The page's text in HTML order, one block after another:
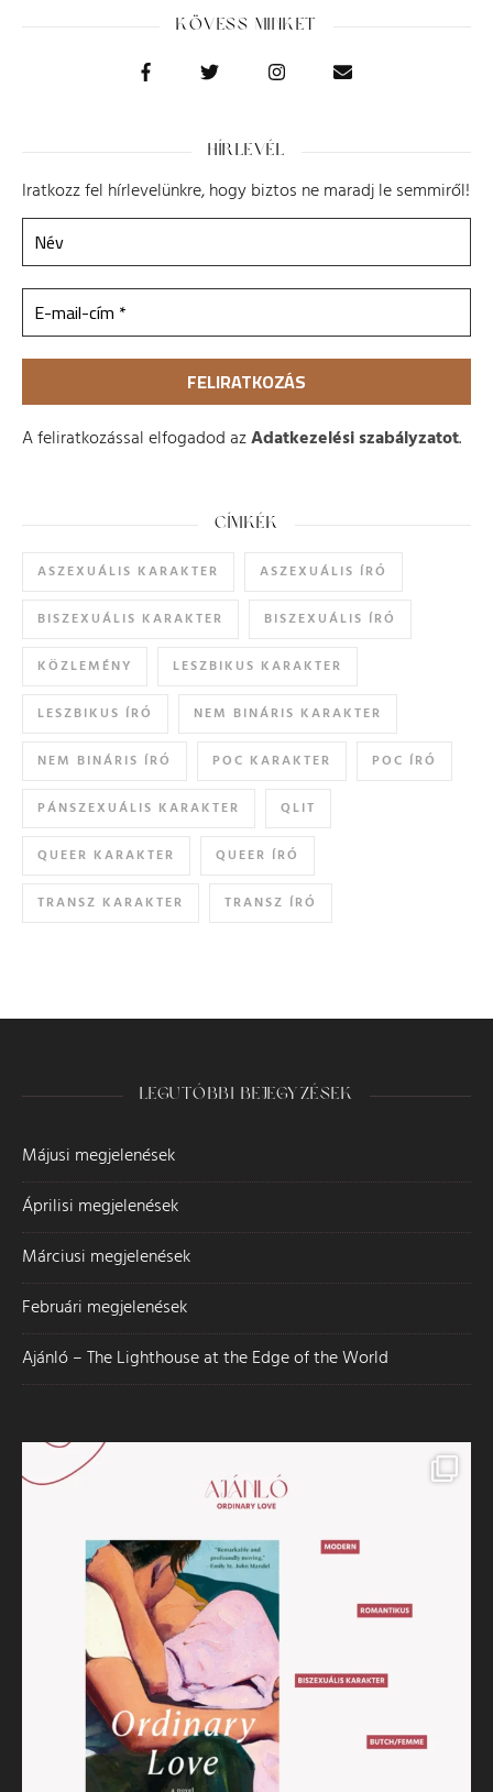
KÖVESS MINKET
HÍRLEVÉL
Iratkozz fel hírlevelünkre, hogy biztos ne maradj le semmiről!
A feliratkozással elfogadod azAdatkezelési szabályzatot.
CÍMKÉK
ASZEXUÁLIS KARAKTER ASZEXUÁLIS ÍRÓ
BISZEXUÁLIS KARAKTER BISZEXUÁLIS ÍRÓ
KÖZLEMÉNY LESZBIKUS KARAKTER
LESZBIKUS ÍRÓ NEM BINÁRIS KARAKTER
NEM BINÁRIS ÍRÓ POC KARAKTER POC ÍRÓ
PÁNSZEXUÁLIS KARAKTER QLIT
QUEER KARAKTER QUEER ÍRÓ
TRANSZ KARAKTER TRANSZ ÍRÓ
LEGUTÓBBI BEJEGYZÉSEK
Májusi megjelenések
Áprilisi megjelenések
Márciusi megjelenések
Februári megjelenések
Ajánló – The Lighthouse at the Edge of the World